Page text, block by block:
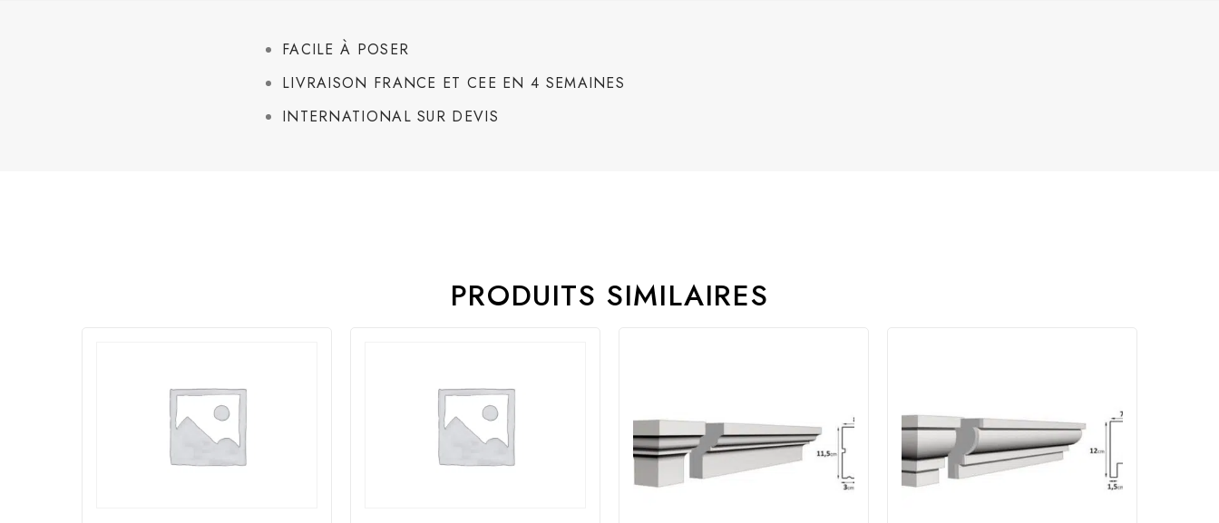
FACILE À POSER
LIVRAISON FRANCE ET CEE EN 4 SEMAINES
INTERNATIONAL SUR DEVIS
PRODUITS SIMILAIRES